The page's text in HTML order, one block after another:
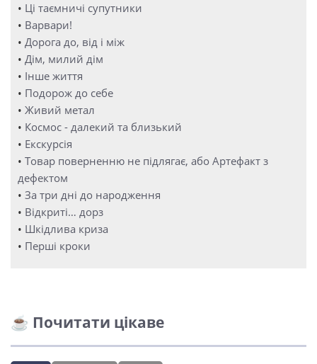
• Ці таємничі супутники
• Варвари!
• Дорога до, від і між
• Дім, милий дім
• Інше життя
• Подорож до себе
• Живий метал
• Космос - далекий та близький
• Екскурсія
• Товар поверненню не підлягає, або Артефакт з
дефектом
• За три дні до народження
• Відкриті… дорз
• Шкідлива криза
• Перші кроки
☕ Почитати цікаве